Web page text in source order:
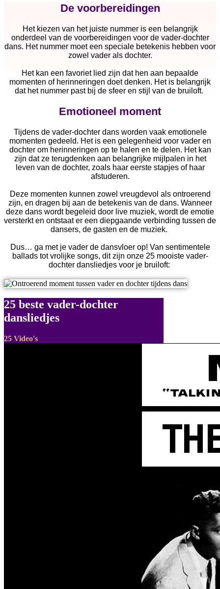
De voorbereidingen
Het kiezen van het juiste nummer is een belangrijk
onderdeel van de voorbereidingen voor de vader-dochter
dans. Het nummer moet een speciale betekenis hebben voor
zowel vader als dochter.
Het kan een favoriet lied zijn dat hen aan bepaalde
momenten of herinneringen doet denken. Het is belangrijk
dat het nummer past bij de sfeer en stijl van de bruiloft.
Emotioneel moment
Tijdens de vader-dochter dans worden vaak emotionele
momenten gedeeld. Het is een gelegenheid voor vader en
dochter om herinneringen op te halen en te delen. Het kan
zijn dat ze terugdenken aan belangrijke mijlpalen in het
leven van de dochter, zoals haar eerste stapjes of haar
afstuderen.
Deze momenten kunnen zowel vreugdevol als ontroerend
zijn, en dragen bij aan de betekenis van de dans. Wanneer
deze dans wordt begeleid door live muziek, wordt de emotie
versterkt en ontstaat er een diepgaande verbinding tussen de
dansers, de gasten en de muziek.
Dus… ga met je vader de dansvloer op! Van sentimentele
ballads tot vrolijke songs, dit zijn onze 25 mooiste vader-
dochter dansliedjes voor je bruiloft:
25 beste vader-dochter
dansliedjes
25 Video's